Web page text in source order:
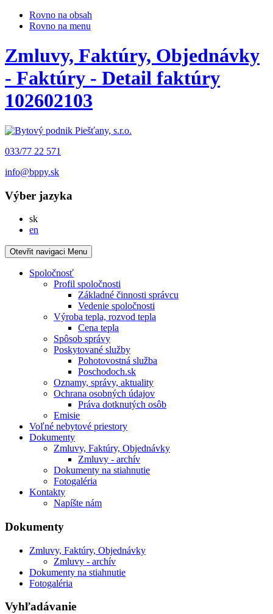
Rovno na obsah
Rovno na menu
Zmluvy, Faktúry, Objednávky
- Faktúry - Detail faktúry
102602103
033/77 22 571
info@bppy.sk
Výber jazyka
skSlovensky
en
Otevřit navigaci Menu
Spoločnosť
Profil spoločnosti
Základné činnosti správcu
Vedenie spoločnosti
Výroba tepla, rozvod tepla
Cena tepla
Spôsob správy
Poskytované služby
Pohotovostná služba
Poschodoch.sk
Oznamy, správy, aktuality
Ochrana osobných údajov
Práva dotknutých osôb
Emisie
Voľné nebytové priestory
Dokumenty
Zmluvy, Faktúry, Objednávky
Zmluvy - archív
Dokumenty na stiahnutie
Fotogaléria
Kontakty
Napíšte nám
Dokumenty
Zmluvy, Faktúry, Objednávky
Zmluvy - archív
Dokumenty na stiahnutie
Fotogaléria
Vyhľadávanie